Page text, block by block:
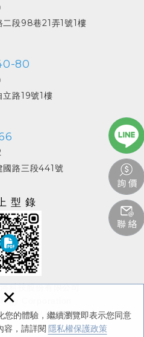
您的體驗，繼續瀏覽即表示您同意
容，請詳閱 隱私權保護政策
×
二段98巷21弄1號1樓
80
立路19號1樓
國路三段441號
型錄
科技股份有限公司
Corporation
/隱私權保護政策